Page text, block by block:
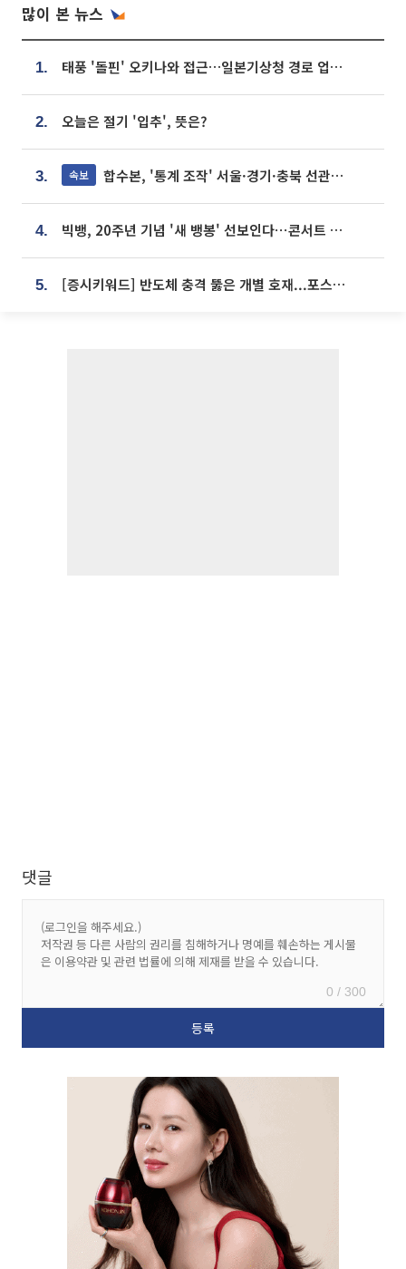
많이 본 뉴스
1. 태풍 '돌핀' 오키나와 접근…일본기상청 경로 업데이트
2. 오늘은 절기 '입추', 뜻은?
3. 속보 합수본, '통계 조작' 서울·경기·충북 선관위 등 추가 압수수색
4. 빅뱅, 20주년 기념 '새 뱅봉' 선보인다⋯콘서트 앞두고 팝업 개최
5. [증시키워드] 반도체 충격 뚫은 개별 호재...포스코퓨처엠·에코프로·한화솔루션 '눈길'
댓글
0 / 300